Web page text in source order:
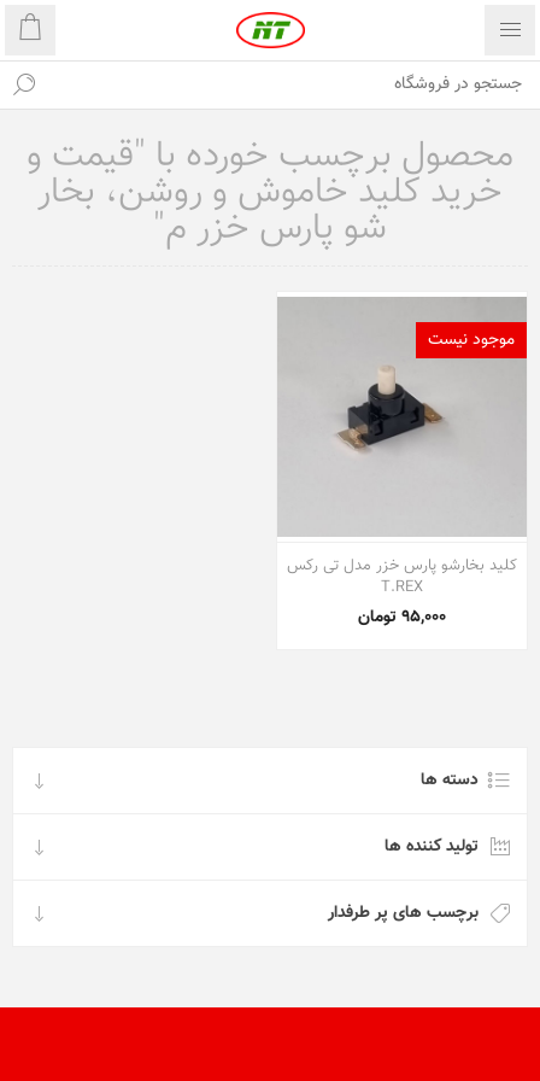
محصول برچسب خورده با "قیمت و
خرید کلید خاموش و روشن، بخار
شو پارس خزر م"
موجود نیست
کلید بخارشو پارس خزر مدل تی رکس
T.REX
95,000 تومان
دسته ها
تولید کننده ها
برچسب های پر طرفدار